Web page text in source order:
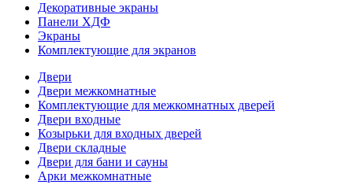
Декоративные экраны
Панели ХДФ
Экраны
Комплектующие для экранов
Двери
Двери межкомнатные
Комплектующие для межкомнатных дверей
Двери входные
Козырьки для входных дверей
Двери складные
Двери для бани и сауны
Арки межкомнатные